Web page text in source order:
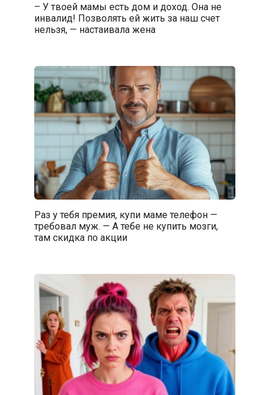
– У твоей мамы есть дом и доход. Она не
инвалид! Позволять ей жить за наш счет
нельзя, — настаивала жена
Раз у тебя премия, купи маме телефон —
требовал муж. — А тебе не купить мозги,
там скидка по акции